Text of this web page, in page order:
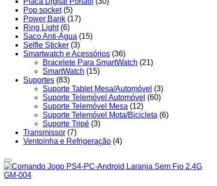
Pop socket (5)
Power Bank (17)
Ring Light (6)
Saco Anti-Água (15)
Selfie Sticker (3)
Smartwatch e Acessórios (36)
Bracelete Para SmartWatch (21)
SmartWatch (15)
Suportes (83)
Suporte Tablet Mesa/Automóvel (3)
Suporte Telemóvel Automóvel (60)
Suporte Telemóvel Mesa (12)
Suporte Telemóvel Mota/Bicicleta (6)
Suporte Tripé (3)
Transmissor (7)
Ventoinha e Refrigeração (4)